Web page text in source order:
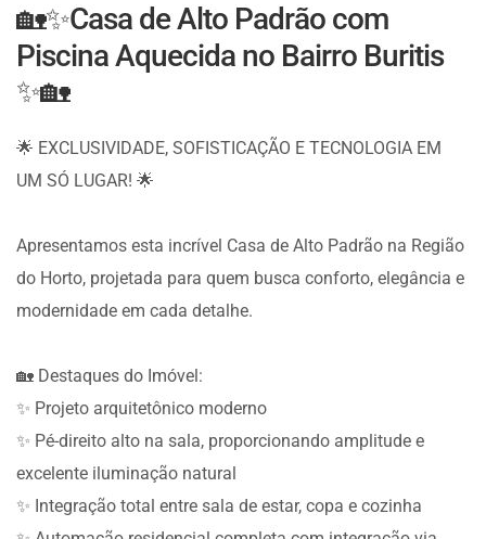
🏡✨Casa de Alto Padrão com
Piscina Aquecida no Bairro Buritis
✨🏡
🌟 EXCLUSIVIDADE, SOFISTICAÇÃO E TECNOLOGIA EM
UM SÓ LUGAR! 🌟
Apresentamos esta incrível Casa de Alto Padrão na Região
do Horto, projetada para quem busca conforto, elegância e
modernidade em cada detalhe.
🏡 Destaques do Imóvel:
✨ Projeto arquitetônico moderno
✨ Pé-direito alto na sala, proporcionando amplitude e
excelente iluminação natural
✨ Integração total entre sala de estar, copa e cozinha